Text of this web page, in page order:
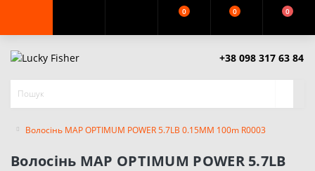
0 0 0
+38 098 317 63 84
Волосінь MAP OPTIMUM POWER 5.7LB 0.15MM 100m R0003
Волосінь MAP OPTIMUM POWER 5.7LB